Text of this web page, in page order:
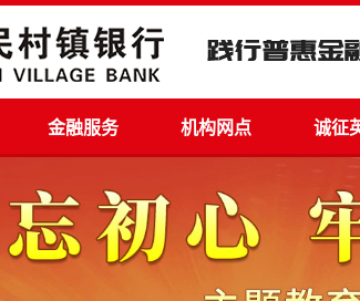
金融服务 机构网点 诚征